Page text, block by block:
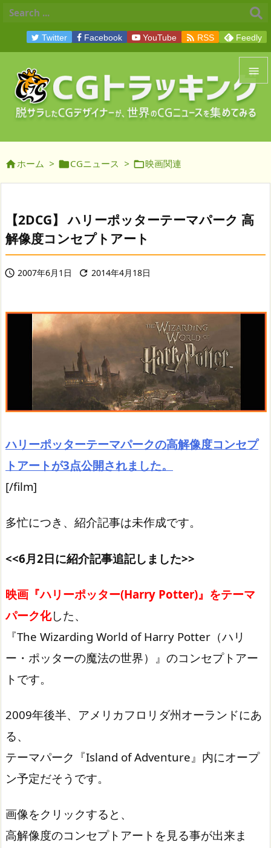


メニュ
前へ
次へ
Twitter Facebook YouTube  RSS Feedly
ホーム > CGニュース > 映画関連
【2DCG】 ハリーポッターテーマパーク 高
解像度コンセプトアート
 2007年6月1日  2014年4月18日
ハリーポッターテーマパークの高解像度コンセプ
トアートが3点公開されました。
[/film]
多忙につき、紹介記事は未作成です。
<<6月2日に紹介記事追記しました>>
映画『ハリーポッター(Harry Potter)』をテーマ
パーク化した、
『The Wizarding World of Harry Potter（ハリ
ー・ポッターの魔法の世界）』のコンセプトアー
トです。
2009年後半、アメリカフロリダ州オーランドにあ
る、
テーマパーク『Island of Adventure』内にオープ
ン予定だそうです。
画像をクリックすると、
高解像度のコンセプトアートを見る事が出来ま